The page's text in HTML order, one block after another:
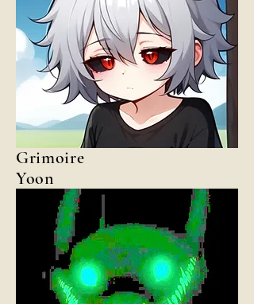
Grimoire
Yoon